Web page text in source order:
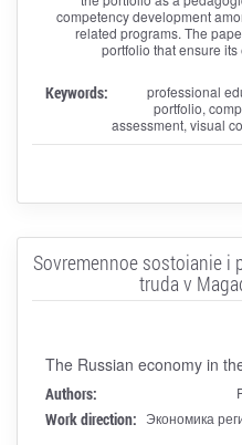
competency development
related programs. The
portfolio that ensure
Keywords:
professional
portfolio,
assessment, visual
Sovremennoe sostoianie i
truda v
The Russian economy in
Authors:
Work direction: Экономика